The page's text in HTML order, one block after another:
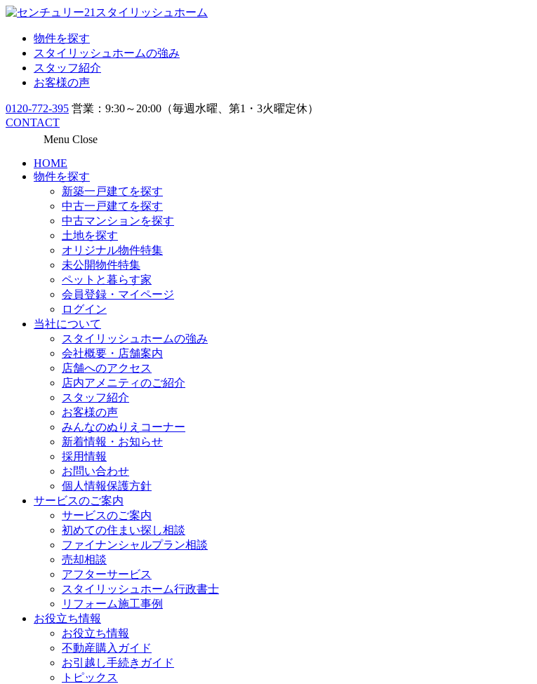
物件を探す
スタイリッシュホームの強み
スタッフ紹介
お客様の声
0120-772-395 営業：9:30～20:00（毎週水曜、第1・3火曜定休）
CONTACT
Menu Close
HOME
物件を探す
新築一戸建てを探す
中古一戸建てを探す
中古マンションを探す
土地を探す
オリジナル物件特集
未公開物件特集
ペットと暮らす家
会員登録・マイページ
ログイン
当社について
スタイリッシュホームの強み
会社概要・店舗案内
店舗へのアクセス
店内アメニティのご紹介
スタッフ紹介
お客様の声
みんなのぬりえコーナー
新着情報・お知らせ
採用情報
お問い合わせ
個人情報保護方針
サービスのご案内
サービスのご案内
初めての住まい探し相談
ファイナンシャルプラン相談
売却相談
アフターサービス
スタイリッシュホーム行政書士
リフォーム施工事例
お役立ち情報
お役立ち情報
不動産購入ガイド
お引越し手続きガイド
トピックス